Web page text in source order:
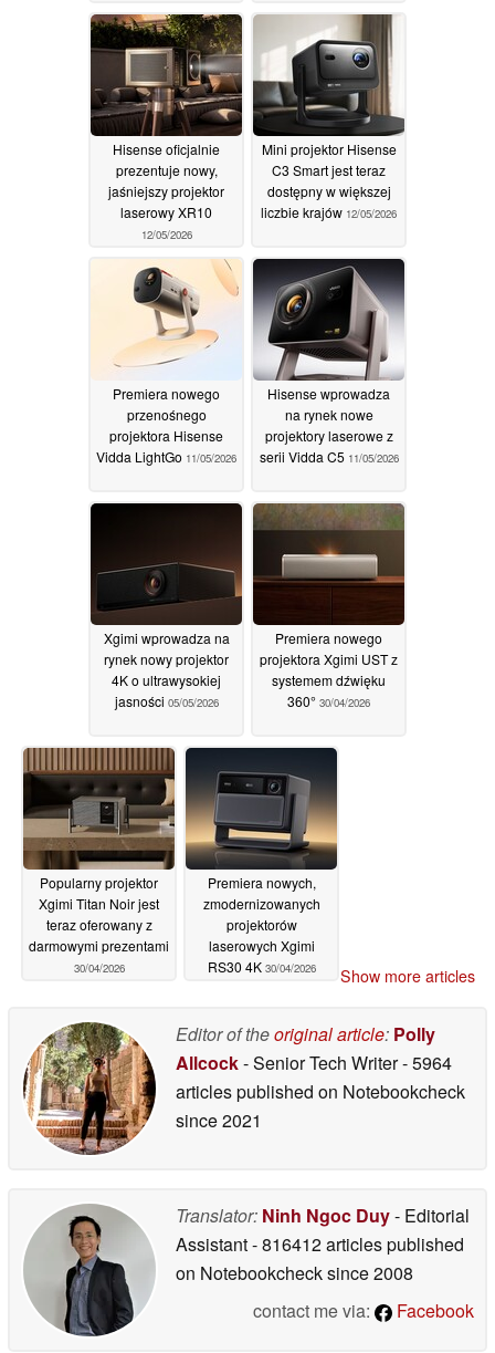
22/05/2026
Hisense oficjalnie
prezentuje nowy,
jaśniejszy projektor
laserowy XR10
12/05/2026
Mini projektor Hisense
C3 Smart jest teraz
dostępny w większej
liczbie krajów 12/05/2026
Premiera nowego
przenośnego
projektora Hisense
Vidda LightGo 11/05/2026
Hisense wprowadza
na rynek nowe
projektory laserowe z
serii Vidda C5 11/05/2026
Xgimi wprowadza na
rynek nowy projektor
4K o ultrawysokiej
jasności 05/05/2026
Premiera nowego
projektora Xgimi UST z
systemem dźwięku
360° 30/04/2026
Popularny projektor
Xgimi Titan Noir jest
teraz oferowany z
darmowymi prezentami
30/04/2026
Premiera nowych,
zmodernizowanych
projektorów
laserowych Xgimi
RS30 4K 30/04/2026 Show more articles
Editor of theoriginal article: Polly
Allcock- Senior Tech Writer- 5964
articles published on Notebookcheck
since 2021
Translator: Ninh Ngoc Duy- Editorial
Assistant- 816412 articles published
on Notebookchecksince 2008
contact me via:
Facebook